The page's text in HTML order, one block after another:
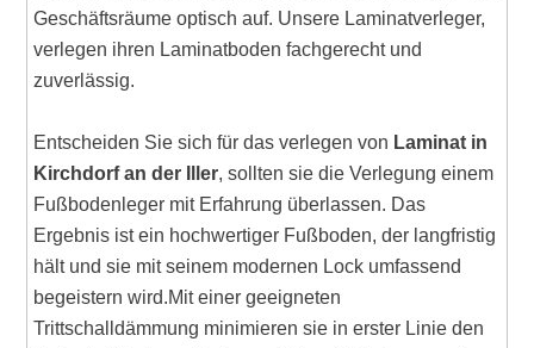
Geschäftsräume optisch auf. Unsere Laminatverleger,
verlegen ihren Laminatboden fachgerecht und
zuverlässig.
Entscheiden Sie sich für das verlegen von Laminat in
Kirchdorf an der Iller, sollten sie die Verlegung einem
Fußbodenleger mit Erfahrung überlassen. Das
Ergebnis ist ein hochwertiger Fußboden, der langfristig
hält und sie mit seinem modernen Lock umfassend
begeistern wird.Mit einer geeigneten
Trittschalldämmung minimieren sie in erster Linie den